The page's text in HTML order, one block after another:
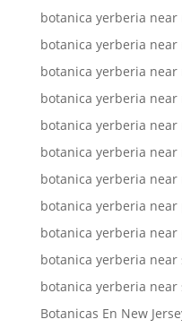
botanica yerberia near
botanica yerberia near
botanica yerberia
botanica yerberia
botanica yerberia
botanica yerberia near
botanica yerberia
botanica yerberia near
botanica yerberia
botanica yerberia near
botanica yerberia near
Botanicas En New